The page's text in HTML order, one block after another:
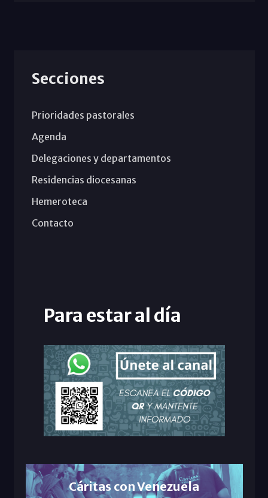
Secciones
Prioridades pastorales
Agenda
Delegaciones y departamentos
Residencias diocesanas
Hemeroteca
Contacto
Para estar al día
Cáritas con Venezuela